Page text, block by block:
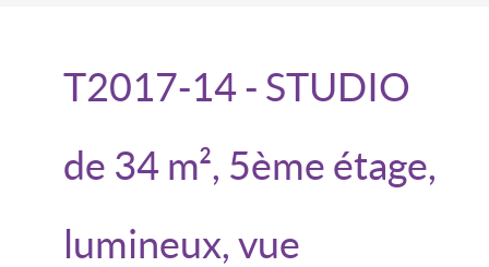
T2017-14 - STUDIO
de 34 m², 5ème étage,
lumineux, vue